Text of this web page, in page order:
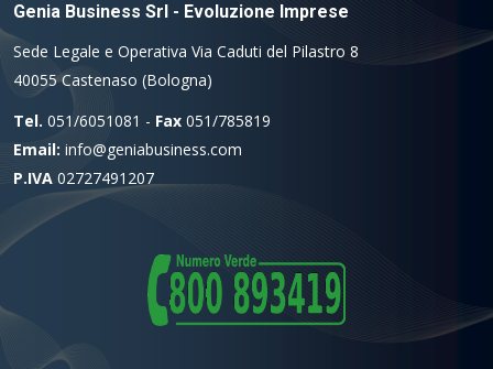
Genia Business Srl - Evoluzione Imprese
Sede Legale e Operativa Via Caduti del Pilastro 8
40055 Castenaso (Bologna)
Tel. 051/6051081 - Fax 051/785819
Email: info@geniabusiness.com
P.IVA 02727491207